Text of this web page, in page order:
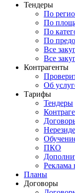
Тендеры
По
По
По
По
Все
Все
Контрагенты
Об
Тарифы
Тендеры
ПКО
Реклама
Планы
Договоры